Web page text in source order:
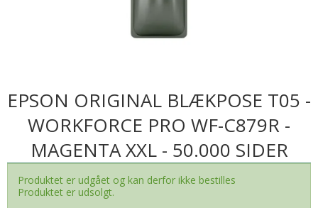
EPSON ORIGINAL BLÆKPOSE T05 -
WORKFORCE PRO WF-C879R -
MAGENTA XXL - 50.000 SIDER
Produktet er udgået og kan derfor ikke bestilles
Produktet er udsolgt.